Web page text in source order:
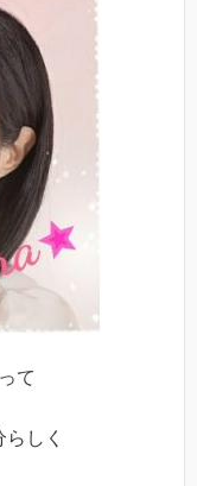
て
しく